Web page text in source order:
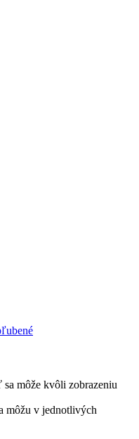
môže kvôli zobrazeniu
môžu v jednotlivých